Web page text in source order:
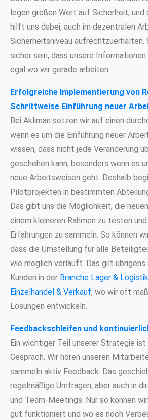
legen großen Wert auf Sicherheit,
hilft uns dabei, auch im dezentralen
Sicherheitsniveau aufrechtzuerhalten.
sicher sein, dass unsere
egal wo wir gerade arbeiten.
Erfolgreiche Implementierung von
Schrittweise Einführung neuer
Bei Akliman setzen wir auf einen
wenn es um die Einführung neuer
wissen, dass nicht jede Veränderung
geschehen kann, besonders wenn es
neue Arbeitsweisen geht. Deshalb
Pilotprojekten in bestimmten
Das gibt uns die Möglichkeit, die
einem kleineren Rahmen zu testen
Erfahrungen zu sammeln. So können
dass die Umstellung für alle
wie möglich verläuft. Das gilt übrigens
Kunden in der Branche Lager & Logistik
Einzelhandel & Verkauf, wo wir oft
Lösungen entwickeln.
Feedbackschleifen und
Ein wichtiger Teil unserer Strategie
Gespräch. Wir hören unseren
sammeln aktiv Feedback. Das
regelmäßige Umfragen, aber auch in
und Team-Meetings. Nur so können
gut funktioniert und wo es noch